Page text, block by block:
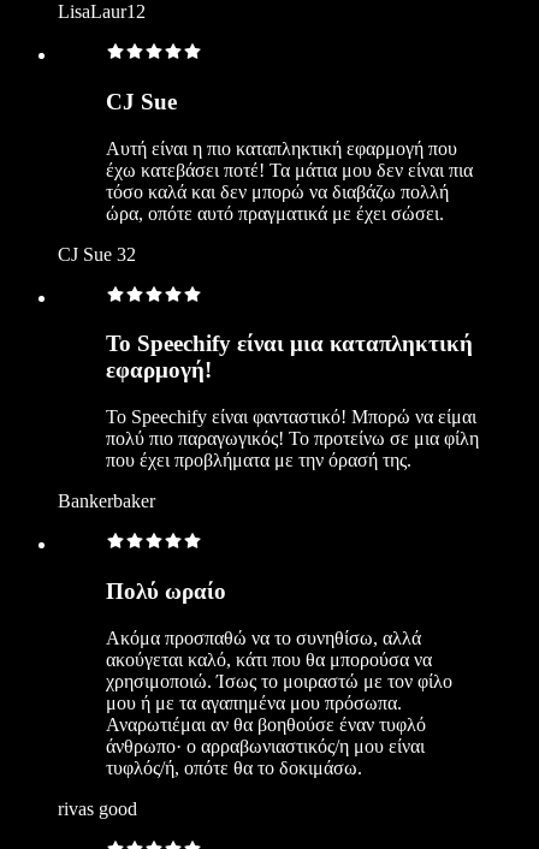
LisaLaur12
CJ Sue
Αυτή είναι η πιο καταπληκτική εφαρμογή που
έχω κατεβάσει ποτέ! Τα μάτια μου δεν είναι πια
τόσο καλά και δεν μπορώ να διαβάζω πολλή
ώρα, οπότε αυτό πραγματικά με έχει σώσει.
CJ Sue 32
Το Speechify είναι μια καταπληκτική
εφαρμογή!
Το Speechify είναι φανταστικό! Μπορώ να είμαι
πολύ πιο παραγωγικός! Το προτείνω σε μια φίλη
που έχει προβλήματα με την όρασή της.
Bankerbaker
Πολύ ωραίο
Ακόμα προσπαθώ να το συνηθίσω, αλλά
ακούγεται καλό, κάτι που θα μπορούσα να
χρησιμοποιώ. Ίσως το μοιραστώ με τον φίλο
μου ή με τα αγαπημένα μου πρόσωπα.
Αναρωτιέμαι αν θα βοηθούσε έναν τυφλό
άνθρωπο· ο αρραβωνιαστικός/η μου είναι
τυφλός/ή, οπότε θα το δοκιμάσω.
rivas good